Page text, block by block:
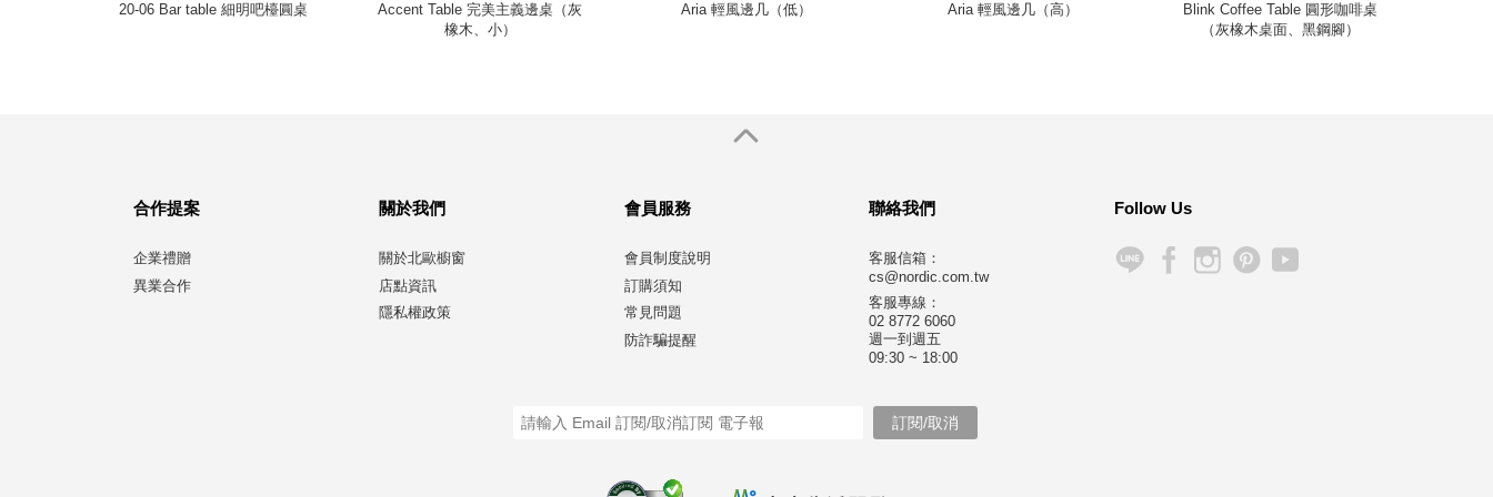
20-06 Bar table 細明吧檯圓桌
Accent Table 完美主義邊桌（灰
橡木、小）
Aria 輕風邊几（低） Aria 輕風邊几（高）
Blink Coffee Table 圓形咖啡桌
（灰橡木桌面、黑鋼腳）
合作提案
企業禮贈
異業合作
關於我們
關於北歐櫥窗
店點資訊
隱私權政策
會員服務
會員制度說明
訂購須知
常見問題
防詐騙提醒
聯絡我們
客服信箱：
cs@nordic.com.tw
客服專線：
02 8772 6060
週一到週五
09:30 ~ 18:00
Follow Us